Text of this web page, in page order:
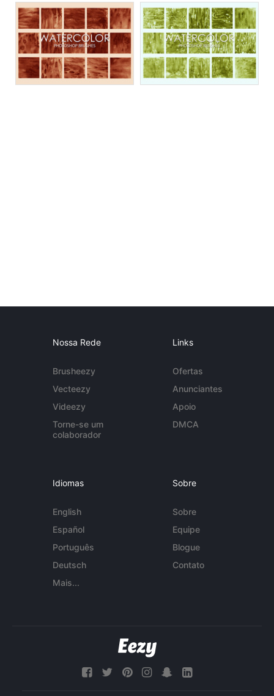
Nossa Rede
Brusheezy
Vecteezy
Videezy
Torne-se um
colaborador
Links
Ofertas
Anunciantes
Apoio
DMCA
Idiomas
English
Español
Português
Deutsch
Mais...
Sobre
Sobre
Equipe
Blogue
Contato